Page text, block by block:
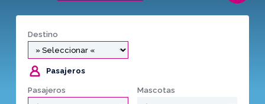
Destino
Pasajeros
Pasajeros Mascotas